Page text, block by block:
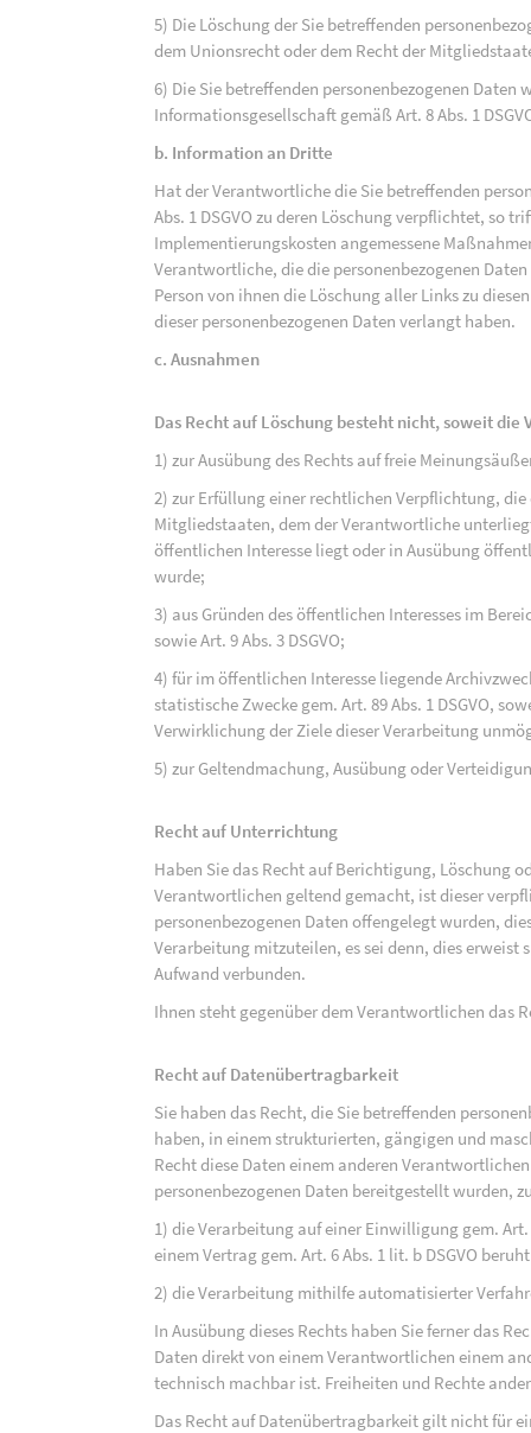
5) Die Löschung der Sie betreffenden
dem Unionsrecht oder dem Recht der
6) Die Sie betreffenden personenbezogenen Daten
Informationsgesellschaft gemäß Art. 8 Abs. 1
b. Information an Dritte
Hat der Verantwortliche die Sie betreffenden
Abs. 1 DSGVO zu deren Löschung verpflichtet, so
Implementierungskosten angemessene
Verantwortliche, die die personenbezogenen
Person von ihnen die Löschung aller Links zu
dieser personenbezogenen Daten verlangt haben.
c. Ausnahmen
Das Recht auf Löschung besteht nicht, soweit
1) zur Ausübung des Rechts auf freie
2) zur Erfüllung einer rechtlichen Verpflichtung,
Mitgliedstaaten, dem der Verantwortliche
öffentlichen Interesse liegt oder in Ausübung
wurde;
3) aus Gründen des öffentlichen Interesses im
sowie Art. 9 Abs. 3 DSGVO;
4) für im öffentlichen Interesse liegende
statistische Zwecke gem. Art. 89 Abs. 1 DSGVO,
Verwirklichung der Ziele dieser Verarbeitung
5) zur Geltendmachung, Ausübung oder
Recht auf Unterrichtung
Haben Sie das Recht auf Berichtigung, Löschung
Verantwortlichen geltend gemacht, ist dieser
personenbezogenen Daten offengelegt wurden,
Verarbeitung mitzuteilen, es sei denn, dies
Aufwand verbunden.
Ihnen steht gegenüber dem Verantwortlichen das
Recht auf Datenübertragbarkeit
Sie haben das Recht, die Sie betreffenden
haben, in einem strukturierten, gängigen und
Recht diese Daten einem anderen
personenbezogenen Daten bereitgestellt wurden,
1) die Verarbeitung auf einer Einwilligung gem. Art.
einem Vertrag gem. Art. 6 Abs. 1 lit. b DSGVO
2) die Verarbeitung mithilfe automatisierter
In Ausübung dieses Rechts haben Sie ferner das
Daten direkt von einem Verantwortlichen einem
technisch machbar ist. Freiheiten und Rechte
Das Recht auf Datenübertragbarkeit gilt nicht für